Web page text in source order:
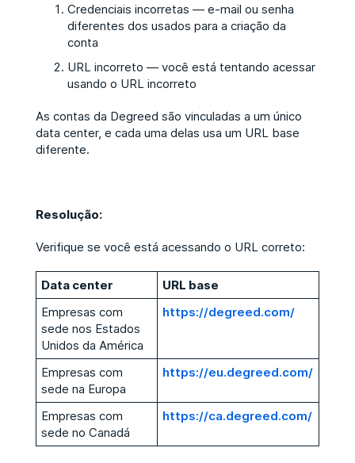
Credenciais incorretas — e-mail ou senha
diferentes dos usados para a criação da
conta
URL incorreto — você está tentando acessar
usando o URL incorreto
As contas da Degreed são vinculadas a um único
data center, e cada uma delas usa um URL base
diferente.
Resolução:
Verifique se você está acessando o URL correto:
Data center
URL base
Empresas com
sede nos Estados
Unidos da América
https://degreed.com/
Empresas com
sede na Europa
https://eu.degreed.com/
Empresas com
sede no Canadá
https://ca.degreed.com/